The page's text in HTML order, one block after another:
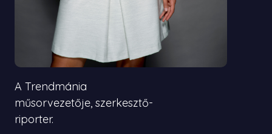
A Trendmánia
műsorvezetője, szerkesztő-
riporter.